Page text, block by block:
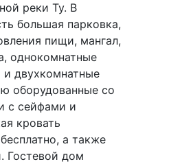
реки Ту. В
большая парковка,
пищи, мангал,
однокомнатные
двухкомнатные
оборудованные со
с сейфами и
кровать
а также
Гостевой дом